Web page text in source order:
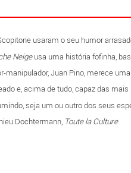
usaram o seu humor
Neigeusa uma história fofinha,
manipulador, Juan Pino, merece
e, acima de tudo, capaz das
seja um ou outro dos seus
Dochtermann, Toute la Culture